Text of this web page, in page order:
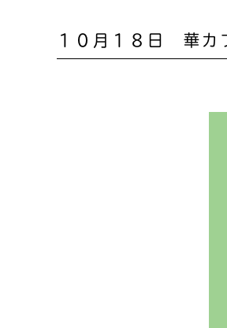
１０月１８日 華カ